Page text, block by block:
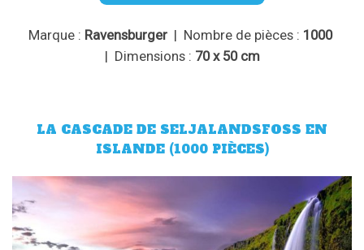
Marque : Ravensburger | Nombre de pièces : 1000
| Dimensions : 70 x 50 cm
LA CASCADE DE SELJALANDSFOSS EN
ISLANDE (1000 PIÈCES)